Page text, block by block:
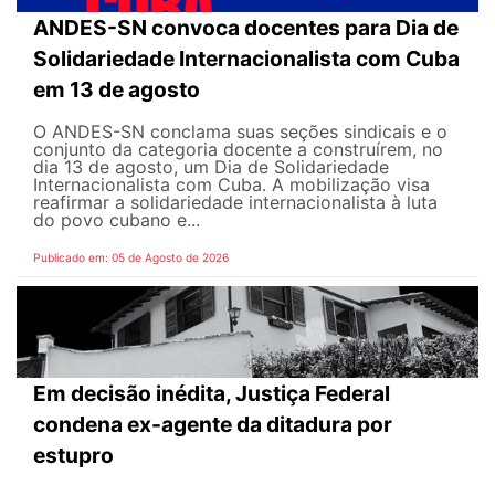
ANDES-SN convoca docentes para Dia de
Solidariedade Internacionalista com Cuba
em 13 de agosto
O ANDES-SN conclama suas seções sindicais e o
conjunto da categoria docente a construírem, no
dia 13 de agosto, um Dia de Solidariedade
Internacionalista com Cuba. A mobilização visa
reafirmar a solidariedade internacionalista à luta
do povo cubano e...
Publicado em: 05 de Agosto de 2026
Em decisão inédita, Justiça Federal
condena ex-agente da ditadura por
estupro